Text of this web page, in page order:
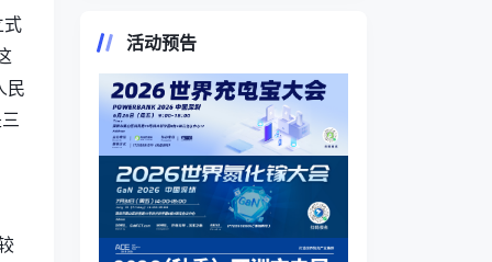
式
民
活动预告